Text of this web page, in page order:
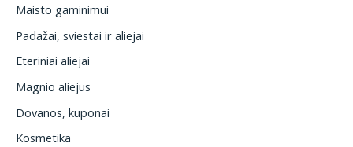
Maisto gaminimui
Padažai, sviestai ir aliejai
Eteriniai aliejai
Magnio aliejus
Dovanos, kuponai
Kosmetika